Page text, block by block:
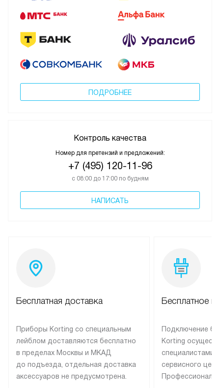
ПОДРОБНЕЕ
Контроль качества
Номер для претензий и предложений:
+7 (495) 120-11-96
с 08:00 до 17:00 по будням
НАПИСАТЬ
Бесплатная доставка
Приборы Korting со специальным
лейблом доставляются бесплатно
в пределах Москвы и МКАД
до подъезда, отдельная доставка
аксессуаров не предусмотрена.
Бесплатное
Подключение
Korting
специалистами
сервисного